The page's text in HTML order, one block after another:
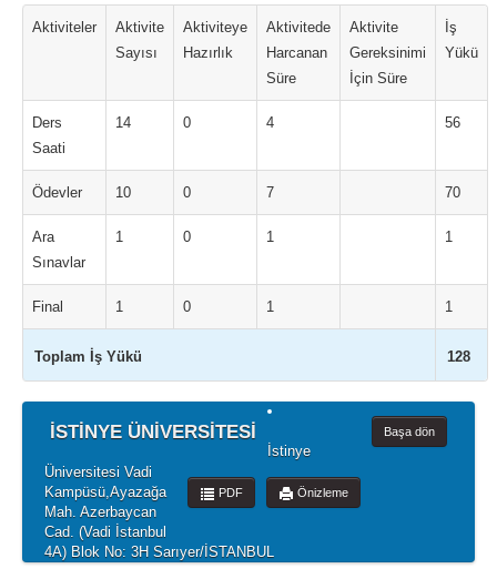
Aktiviteler
Aktivite
Sayısı
Aktiviteye
Hazırlık
Aktivitede
Harcanan
Süre
Aktivite
Gereksinimi
İçin Süre
İş
Yükü
Ders
Saati
14 0 4 56
Ödevler 10 0 7 70
Ara
Sınavlar
1 0 1 1
Final 1 0 1 1
Toplam İş Yükü 128
İSTİNYE ÜNİVERSİTESİ Başa dön
Önizleme
PDF
İstinye
Üniversitesi Vadi
Kampüsü,Ayazağa
Mah. Azerbaycan
Cad. (Vadi İstanbul
4A) Blok No: 3H Sarıyer/İSTANBUL